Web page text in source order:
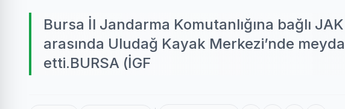
Bursa İl Jandarma Komutanlığına bağlı
arasında Uludağ Kayak Merkezi’nde
etti.BURSA (İGF